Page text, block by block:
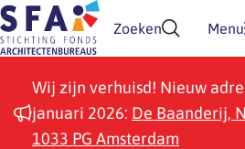
Doorgaan naar inhoud
Zoeken Menu
Wij zijn verhuisd! Nieuw
januari 2026: De Baanderij,
1033 PG Amsterdam